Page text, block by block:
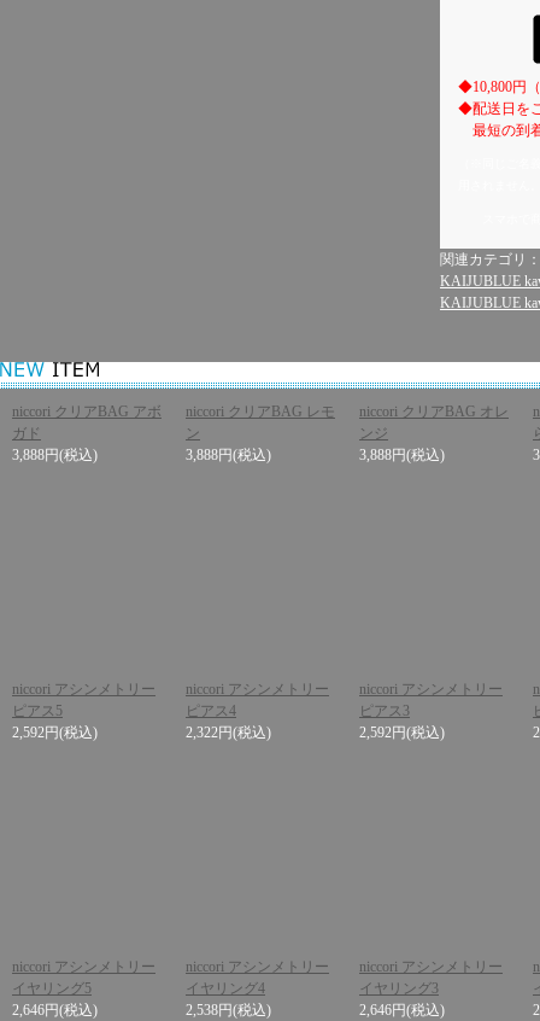
◆10,800円
◆配送日を
最短の到
関連カテゴリ：
KAIJUBLUE
KAIJUBLUE
niccori クリアBAG アボ
ガド
3,888円(税込)
niccori クリアBAG レモ
ン
3,888円(税込)
niccori クリアBAG オレ
ンジ
3,888円(税込)
niccori アシンメトリー
ピアス5
2,592円(税込)
niccori アシンメトリー
ピアス4
2,322円(税込)
niccori アシンメトリー
ピアス3
2,592円(税込)
niccori アシンメトリー
イヤリング5
2,646円(税込)
niccori アシンメトリー
イヤリング4
2,538円(税込)
niccori アシンメトリー
イヤリング3
2,646円(税込)